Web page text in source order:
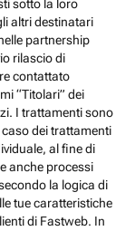
sotto la loro
altri destinatari
partnership
rilascio di
contattato
“Titolari” dei
I trattamenti sono
dei trattamenti
al fine di
anche processi
la logica di
tue caratteristiche
di Fastweb. In